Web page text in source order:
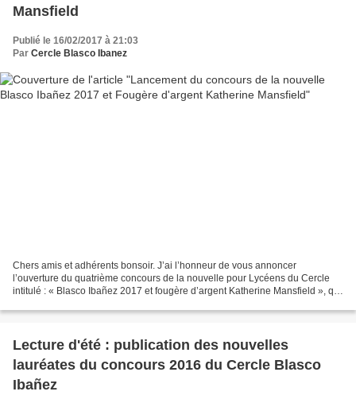
Mansfield
Publié le 16/02/2017 à 21:03
Par Cercle Blasco Ibanez
Chers amis et adhérents bonsoir. J’ai l’honneur de vous annoncer
l’ouverture du quatrième concours de la nouvelle pour Lycéens du Cercle
intitulé : « Blasco Ibañez 2017 et fougère d’argent Katherine Mansfield », qui
Lecture d'été : publication des nouvelles
lauréates du concours 2016 du Cercle Blasco
Ibañez